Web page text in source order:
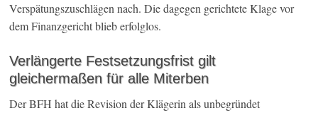
Verspätungszuschlägen nach. Die dagegen gerichtete Klage vor
dem Finanzgericht blieb erfolglos.
Verlängerte Festsetzungsfrist gilt
gleichermaßen für alle Miterben
Der BFH hat die Revision der Klägerin als unbegründet